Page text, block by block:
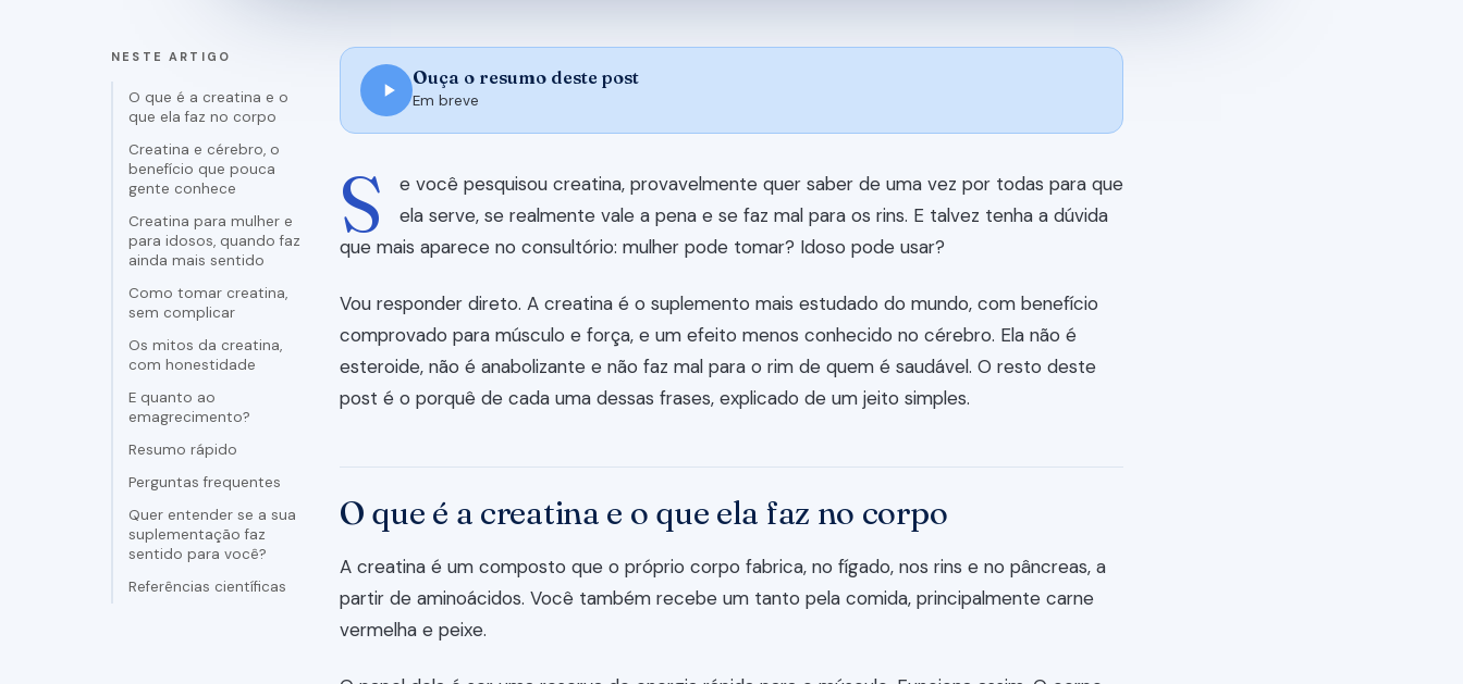
NESTE ARTIGO
O que é a creatina e o
que ela faz no corpo
Creatina e cérebro, o
benefício que pouca
gente conhece
Creatina para mulher e
para idosos, quando faz
ainda mais sentido
Como tomar creatina,
sem complicar
Os mitos da creatina,
com honestidade
E quanto ao
emagrecimento?
Resumo rápido
Perguntas frequentes
Quer entender se a sua
suplementação faz
sentido para você?
Referências científicas
Ouça o resumo deste post
Em breve
S
e você pesquisou creatina, provavelmente quer saber de uma vez por todas para que
ela serve, se realmente vale a pena e se faz mal para os rins. E talvez tenha a dúvida
que mais aparece no consultório: mulher pode tomar? Idoso pode usar?
Vou responder direto. A creatina é o suplemento mais estudado do mundo, com benefício
comprovado para músculo e força, e um efeito menos conhecido no cérebro. Ela não é
esteroide, não é anabolizante e não faz mal para o rim de quem é saudável. O resto deste
post é o porquê de cada uma dessas frases, explicado de um jeito simples.
O que é a creatina e o que ela faz no corpo
A creatina é um composto que o próprio corpo fabrica, no fígado, nos rins e no pâncreas, a
partir de aminoácidos. Você também recebe um tanto pela comida, principalmente carne
vermelha e peixe.